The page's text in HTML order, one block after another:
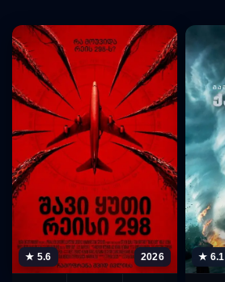
★ 5.6 2026 ★ 6.1